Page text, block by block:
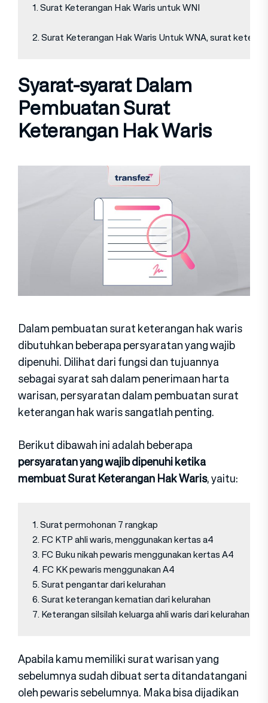
1. Surat Keterangan Hak Waris untuk WNI
2. Surat Keterangan Hak Waris Untuk WNA, surat
Syarat-syarat Dalam
Pembuatan Surat
Keterangan Hak Waris
Dalam pembuatan surat keterangan hak waris
dibutuhkan beberapa persyaratan yang wajib
dipenuhi. Dilihat dari fungsi dan tujuannya
sebagai syarat sah dalam penerimaan harta
warisan, persyaratan dalam pembuatan surat
keterangan hak waris sangatlah penting.
Berikut dibawah ini adalah beberapa
persyaratan yang wajib dipenuhi ketika
membuat Surat Keterangan Hak Waris, yaitu:
1. Surat permohonan 7 rangkap
2. FC KTP ahli waris, menggunakan kertas a4
3. FC Buku nikah pewaris menggunakan kertas A4
4. FC KK pewaris menggunakan A4
5. Surat pengantar dari kelurahan
6. Surat keterangan kematian dari kelurahan
7. Keterangan silsilah keluarga ahli waris dari kelurahan
Apabila kamu memiliki surat warisan yang
sebelumnya sudah dibuat serta ditandatangani
oleh pewaris sebelumnya. Maka bisa dijadikan